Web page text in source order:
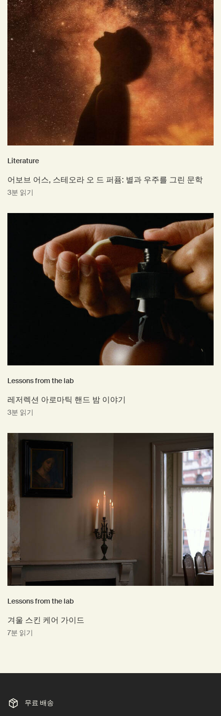
Literature
어보브 어스, 스테오라 오 드 퍼퓸: 별과 우주를 그린 문학
3분 읽기
Lessons from the lab
레저렉션 아로마틱 핸드 밤 이야기
3분 읽기
Lessons from the lab
겨울 스킨 케어 가이드
7분 읽기
무료 배송